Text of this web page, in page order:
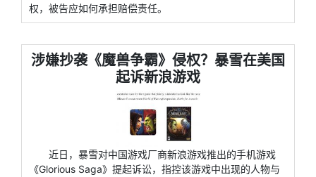
权，被告应如何承担赔偿责任。
涉嫌抄袭《魔兽争霸》侵权？暴雪在美国
起诉新浪游戏
近日，暴雪对中国游戏厂商新浪游戏推出的手机游戏
《Glorious Saga》提起诉讼，指控该游戏中出现的人物与